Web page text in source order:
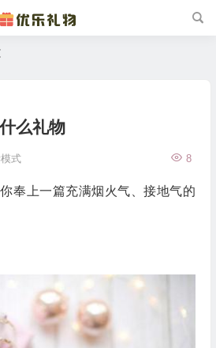
么礼物
8
式
奉上一篇充满烟火气、接地气的